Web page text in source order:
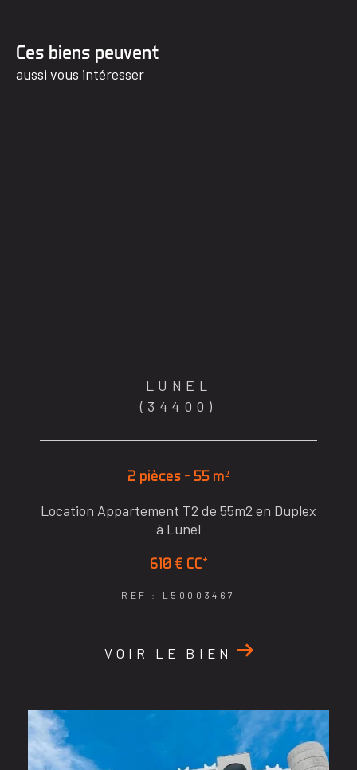
Ces biens peuvent
aussi vous intéresser
LUNEL
(34400)
2 pièces - 55 m²
Location Appartement T2 de 55m2 en Duplex
à Lunel
610 € CC*
REF : L50003467
VOIR LE BIEN